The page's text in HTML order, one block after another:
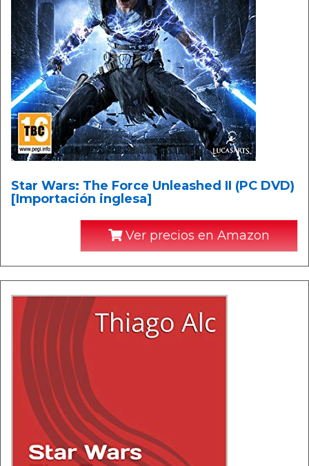
Star Wars: The Force Unleashed II (PC DVD)
[Importación inglesa]
Ver precios en Amazon